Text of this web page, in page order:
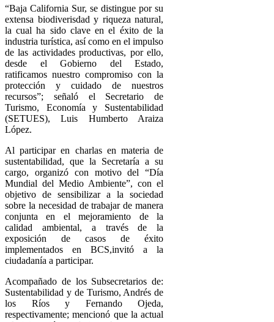
“Baja California Sur, se distingue por su
extensa biodiverisdad y riqueza natural,
la cual ha sido clave en el éxito de la
industria turística, así como en el impulso
de las actividades productivas, por ello,
desde el Gobierno del Estado,
ratificamos nuestro compromiso con la
protección y cuidado de nuestros
recursos”; señaló el Secretario de
Turismo, Economía y Sustentabilidad
(SETUES), Luis Humberto Araiza
López.
Al participar en charlas en materia de
sustentabilidad, que la Secretaría a su
cargo, organizó con motivo del “Día
Mundial del Medio Ambiente”, con el
objetivo de sensibilizar a la sociedad
sobre la necesidad de trabajar de manera
conjunta en el mejoramiento de la
calidad ambiental, a través de la
exposición de casos de éxito
implementados en BCS,invitó a la
ciudadanía a participar.
Acompañado de los Subsecretarios de:
Sustentabilidad y de Turismo, Andrés de
los Ríos y Fernando Ojeda,
respectivamente; mencionó que la actual